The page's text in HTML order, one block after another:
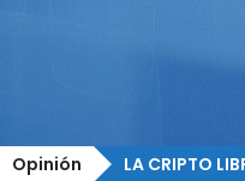
Opinión LA CRIPTO